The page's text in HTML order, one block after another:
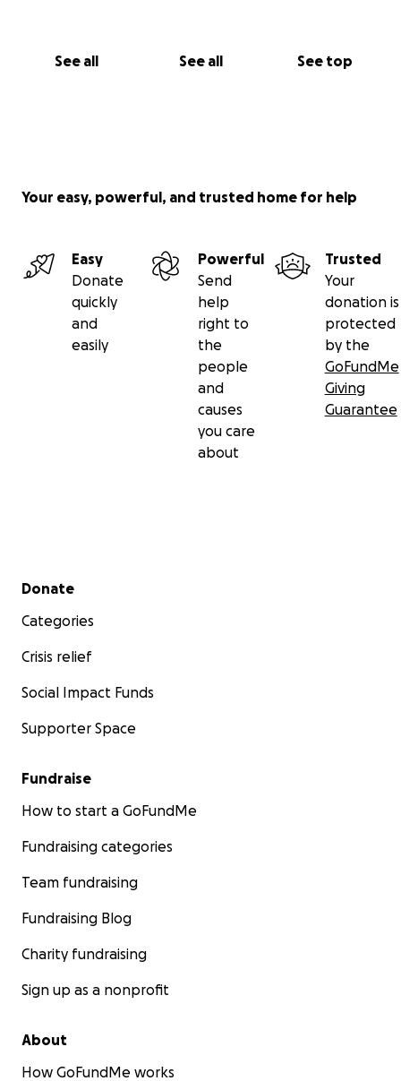
See all See all See top
Your easy, powerful, and trusted home for help
Easy
Donate
quickly
and
easily
Powerful
Send
help
right to
the
people
and
causes
you care
about
Trusted
Your
donation is
protected
by the
GoFundMe
Giving
Guarantee
Secondary menu
Donate
Categories
Crisis relief
Social Impact Funds
Supporter Space
Fundraise
How to start a GoFundMe
Fundraising categories
Team fundraising
Fundraising Blog
Charity fundraising
Sign up as a nonprofit
About
How GoFundMe works